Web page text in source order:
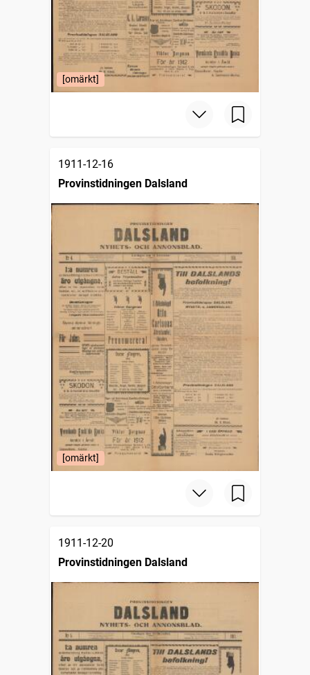
[omärkt]
1911-12-16
Provinstidningen Dalsland
[omärkt]
1911-12-20
Provinstidningen Dalsland